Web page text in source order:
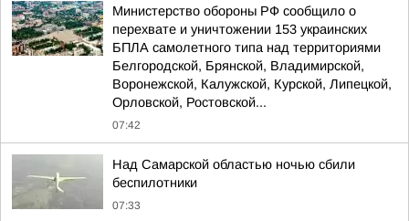
Министерство обороны РФ сообщило о
перехвате и уничтожении 153 украинских
БПЛА самолетного типа над территориями
Белгородской, Брянской, Владимирской,
Воронежской, Калужской, Курской, Липецкой,
Орловской, Ростовской...
07:42
Над Самарской областью ночью сбили
беспилотники
07:33